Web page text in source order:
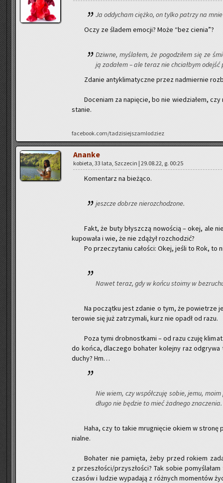
Ja od­dy­cham cięż­ko, on tylko pa­trzy na
Oczy ze śla­dem emo­cji? Może “bez cie­nia”?
Dziw­ne, my­śla­łem, że po­go­dzi­łem się ze
ją za­da­łem – ale teraz nie chciał­bym
Zda­nie an­ty­kli­ma­tycz­ne przez nad­mier­nie
Do­ce­niam za na­pię­cie, bo nie wie­dzia­łem,
sta­nie.
facebook.com/tadzisiejszamlodziez
Anan­ke
ko­bie­ta, 33 lata, Szcze­cin | 29.08.22, g. 00:25
Ko­men­tarz na bie­żą­co.
jesz­cze do­brze nie­roz­cho­dzo­ne.
Fakt, że buty błysz­czą no­wo­ścią – okej, ale
ku­po­wa­ła i wie, że nie zdą­żył roz­cho­dzić?
Po prze­czy­ta­niu ca­ło­ści: Okej, jeśli to Rok, to
Nawet teraz, gdy w końcu sto­imy w
Na po­cząt­ku jest zda­nie o tym, że po­wie­trze
te­ro­wie się już za­trzy­ma­li, kurz nie opadł od razu.
Poza tymi drob­nost­ka­mi – od razu czuję
do końca, dla­cze­go bo­ha­ter ko­lej­ny raz od­gry­wa
duchy? Hm…
Nie wiem, czy współ­czu­ję sobie, jemu,
dłu­go nie bę­dzie to mieć żad­ne­go zna­cze­nia.
Haha, czy to takie mru­gnię­cie okiem w
nial­ne.
Bo­ha­ter nie pa­mię­ta, żeby przed ro­kiem
z prze­szło­ści/przy­szło­ści? Tak sobie
cza­sów i lu­dzie wy­pa­da­ją z róż­nych mo­men­tów